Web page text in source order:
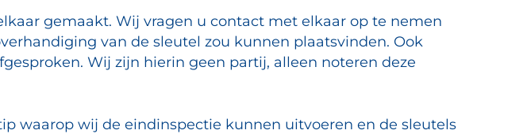
gemaakt. Wij vragen u contact met elkaar op te nemen
van de sleutel zou kunnen plaatsvinden. Ook
Wij zijn hierin geen partij, alleen noteren deze
waarop wij de eindinspectie kunnen uitvoeren en de sleutels